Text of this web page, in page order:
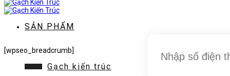
dung
SẢN PHẨM
Gạch kiến trúc
[wpseo_breadcrumb]